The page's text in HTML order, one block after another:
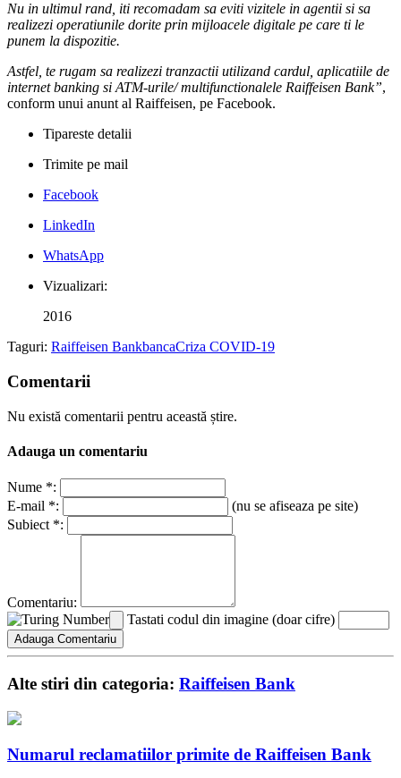
Nu in ultimul rand, iti recomadam sa eviti vizitele in agentii si sa
realizezi operatiunile dorite prin mijloacele digitale pe care ti le
punem la dispozitie.
Astfel, te rugam sa realizezi tranzactii utilizand cardul, aplicatiile de
internet banking si ATM-urile/ multifunctionalele Raiffeisen Bank”,
conform unui anunt al Raiffeisen, pe Facebook.
Tipareste detalii
Trimite pe mail
Facebook
LinkedIn
WhatsApp
Vizualizari:
2016
Taguri: Raiffeisen BankbancaCriza COVID-19
Comentarii
Nu există comentarii pentru această știre.
Adauga un comentariu
Nume *:
E-mail *:
(nu se afiseaza pe site)
Subiect *:
Comentariu:
Tastati codul din imagine (doar cifre)
Alte stiri din categoria: Raiffeisen Bank
Numarul reclamatiilor primite de Raiffeisen Bank